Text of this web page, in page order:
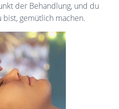
der Behandlung, und du
gemütlich machen.